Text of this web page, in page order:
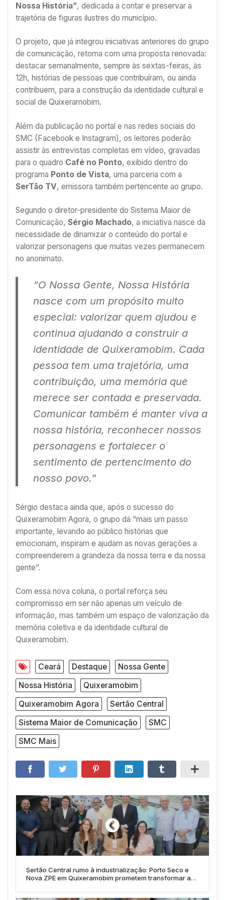
Nossa História”, dedicada a contar e preservar a
trajetória de figuras ilustres do município.
O projeto, que já integrou iniciativas anteriores do grupo
de comunicação, retorna com uma proposta renovada:
destacar semanalmente, sempre às sextas-feiras, às
12h, histórias de pessoas que contribuíram, ou ainda
contribuem, para a construção da identidade cultural e
social de Quixeramobim.
Além da publicação no portal e nas redes sociais do
SMC (Facebook e Instagram), os leitores poderão
assistir às entrevistas completas em vídeo, gravadas
para o quadro Café no Ponto, exibido dentro do
programa Ponto de Vista, uma parceria com a
SerTão TV, emissora também pertencente ao grupo.
Segundo o diretor-presidente do Sistema Maior de
Comunicação, Sérgio Machado, a iniciativa nasce da
necessidade de dinamizar o conteúdo do portal e
valorizar personagens que muitas vezes permanecem
no anonimato.
“O Nossa Gente, Nossa História
nasce com um propósito muito
especial: valorizar quem ajudou e
continua ajudando a construir a
identidade de Quixeramobim. Cada
pessoa tem uma trajetória, uma
contribuição, uma memória que
merece ser contada e preservada.
Comunicar também é manter viva a
nossa história, reconhecer nossos
personagens e fortalecer o
sentimento de pertencimento do
nosso povo.”
Sérgio destaca ainda que, após o sucesso do
Quixeramobim Agora, o grupo dá “mais um passo
importante, levando ao público histórias que
emocionam, inspiram e ajudam as novas gerações a
compreenderem a grandeza da nossa terra e da nossa
gente”.
Com essa nova coluna, o portal reforça seu
compromisso em ser não apenas um veículo de
informação, mas também um espaço de valorização da
memória coletiva e da identidade cultural de
Quixeramobim.
Ceará Destaque
Nossa Gente
Nossa História
Quixeramobim
Quixeramobim Agora
Sertão Central
Sistema Maior de Comunicação
SMC
SMC Mais
Sertão Central rumo à industrialização: Porto Seco e
Nova ZPE em Quixeramobim prometem transformar a